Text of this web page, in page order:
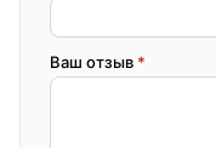
Ваш отзыв *